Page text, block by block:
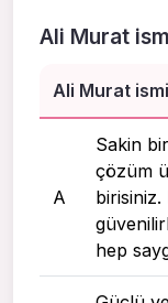
Ali Murat
Ali Murat
A
Sakin
çözüm
hep